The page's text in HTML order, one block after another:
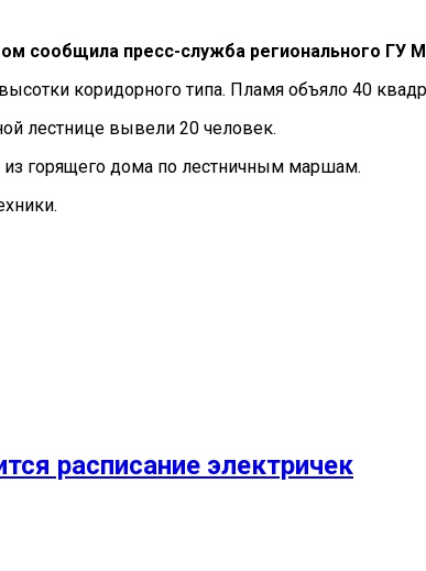
сообщила пресс-служба регионального ГУ
коридорного типа. Пламя объяло 40
лестнице вывели 20 человек.
горящего дома по лестничным маршам.
расписание электричек